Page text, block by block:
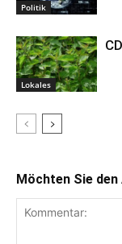
Politik
Lokales
Möchten Sie